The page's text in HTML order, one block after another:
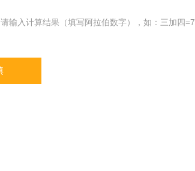
请输入计算结果（填写阿拉伯数字），如：三加四=7